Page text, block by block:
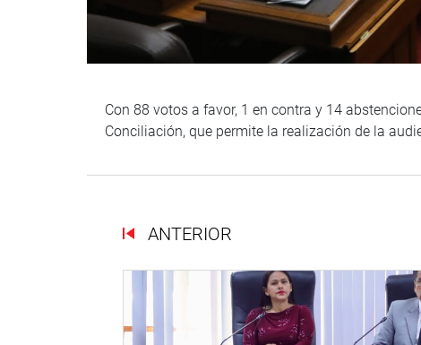
Con 88 votos a favor, 1 en contra y 14
Conciliación, que permite la realización de la
ANTERIOR